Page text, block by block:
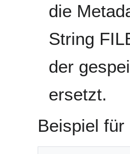
die
String
der
ersetzt.
Beispiel